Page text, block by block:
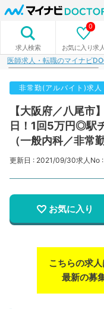
求人検索 お気に入り求人
0
医師求人・転職のマイナビ
非常勤(アルバイト)求人
【大阪府／八尾
日！1回5万円◎駅
（一般内科／非常勤
更新日 : 2021/09/30求人No
お気に入り
こちらの求人
最新の募